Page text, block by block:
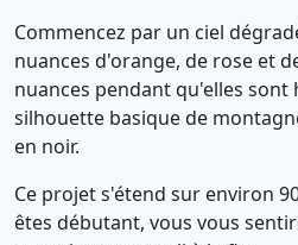
Commencez par un ciel
nuances d'orange, de rose et
nuances pendant qu'elles sont
silhouette basique de
en noir.
Ce projet s'étend sur environ
êtes débutant, vous vous